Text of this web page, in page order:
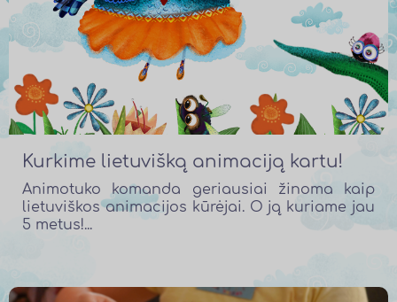
Kurkime lietuvišką animaciją kartu!
Animotuko komanda geriausiai žinoma kaip
lietuviškos animacijos kūrėjai. O ją kuriame jau
5 metus!...